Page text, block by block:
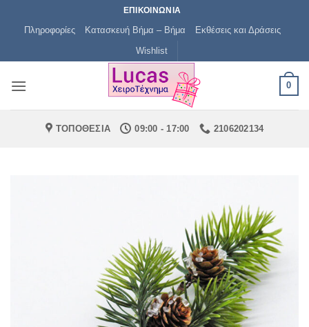
ΕΠΙΚΟΙΝΩΝΙΑ
Πληροφορίες Κατασκευή Βήμα – Βήμα
Εκθέσεις και Δράσεις
Wishlist
0
ΤΟΠΟΘΕΣΙΑ 09:00 - 17:00 2106202134